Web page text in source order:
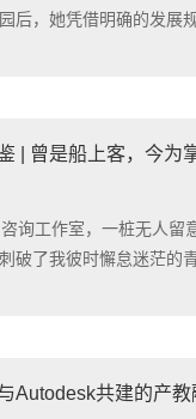
后，她凭借明确的发展
春答卷。大一凭借优异
试，大二进入项目咨询...
| 曾是船上客，今为
询工作室，一桩无人留
破了我彼时懈怠迷茫的
有一次深夜，工作室众
，散落的文稿和器材凌乱
Autodesk共建的产